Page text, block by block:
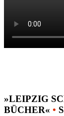
»LEIPZIG
BÜCHER« •